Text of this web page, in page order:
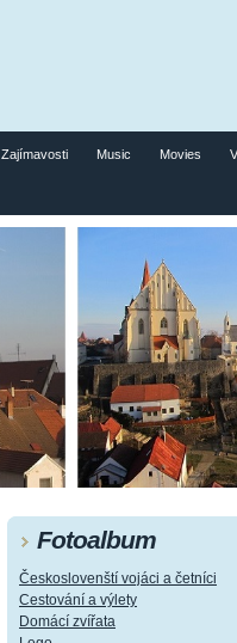
Zajímavosti Music Movies
Fotoalbum
Českoslovenští vojáci a četníci
Cestování a výlety
Domácí zvířata